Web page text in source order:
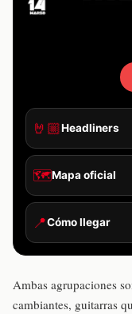
🤘🏼Headliners
🗺️Mapa oficial
📍Cómo llegar
Ambas agrupaciones
cambiantes, guitarras